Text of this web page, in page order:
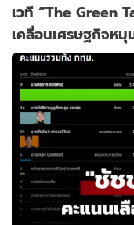
เวที “The Green
เคลื่อนเศรษฐกิจหมุ